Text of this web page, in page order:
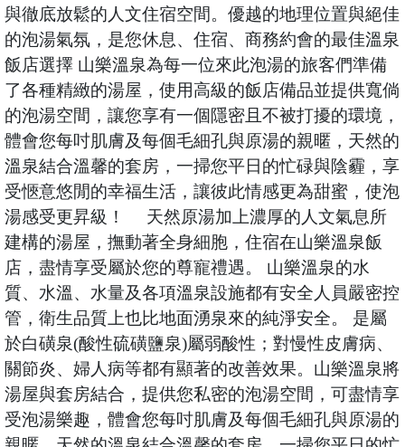
與徹底放鬆的人文住宿空間。優越的地理位置與絕佳
的泡湯氣氛，是您休息、住宿、商務約會的最佳溫泉
飯店選擇 山樂溫泉為每一位來此泡湯的旅客們準備
了各種精緻的湯屋，使用高級的飯店備品並提供寬倘
的泡湯空間，讓您享有一個隱密且不被打擾的環境，
體會您每吋肌膚及每個毛細孔與原湯的親暱，天然的
溫泉結合溫馨的套房，一掃您平日的忙碌與陰霾，享
受愜意悠閒的幸福生活，讓彼此情感更為甜蜜，使泡
湯感受更昇級！ 天然原湯加上濃厚的人文氣息所
建構的湯屋，撫動著全身細胞，住宿在山樂溫泉飯
店，盡情享受屬於您的尊寵禮遇。 山樂溫泉的水
質、水溫、水量及各項溫泉設施都有安全人員嚴密控
管，衛生品質上也比地面湧泉來的純淨安全。 是屬
於白磺泉(酸性硫磺鹽泉)屬弱酸性；對慢性皮膚病、
關節炎、婦人病等都有顯著的改善效果。山樂溫泉將
湯屋與套房結合，提供您私密的泡湯空間，可盡情享
受泡湯樂趣，體會您每吋肌膚及每個毛細孔與原湯的